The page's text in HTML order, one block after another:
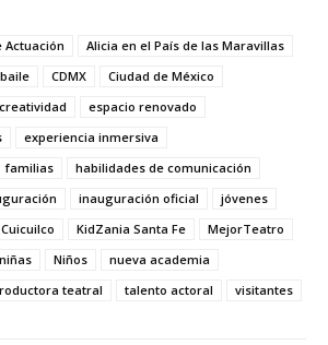
Actuación
Alicia en el País de las Maravillas
baile CDMX
Ciudad de México
creatividad
espacio renovado
experiencia inmersiva
familias
habilidades de comunicación
inauguración oficial
jóvenes
KidZania Santa Fe
MejorTeatro
niñas Niños
nueva academia
teatral talento actoral visitantes